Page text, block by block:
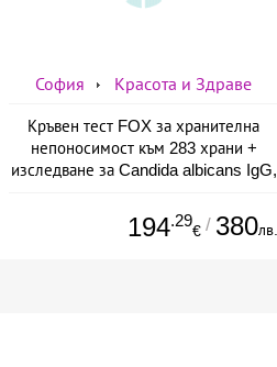
София Красота и Здраве
Кръвен тест FOX за хранителна
непоносимост към 283 храни +
изследване за Candida albicans IgG,
194.29
€ / 380лв.